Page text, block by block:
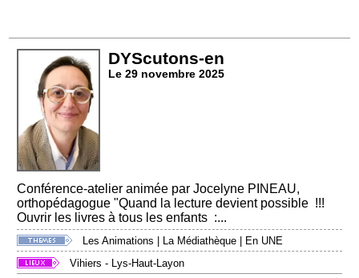
DYScutons-en
Le 29 novembre 2025
Conférence-atelier animée par Jocelyne PINEAU,
orthopédagogue "Quand la lecture devient possible !!!
Ouvrir les livres à tous les enfants :...
Les Animations La Médiathèque
En UNE
Vihiers - Lys-Haut-Layon